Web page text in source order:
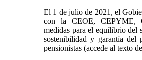
El 1 de julio de 2021, el
con la CEOE, CEPYME,
medidas para el equilibrio del
sostenibilidad y garantía del
pensionistas (accede al texto